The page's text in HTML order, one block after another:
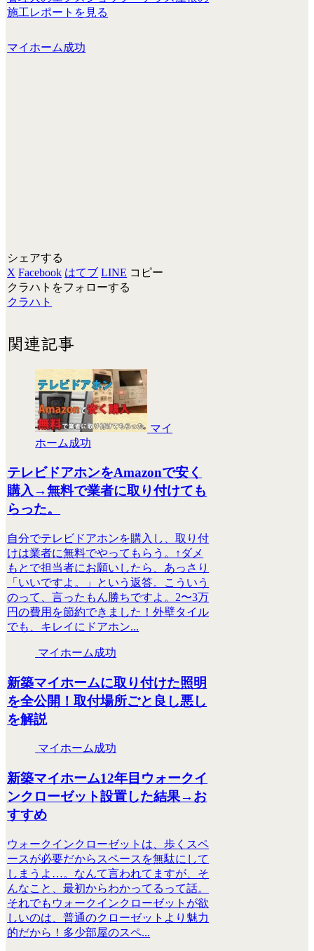
施工レポートを見る
マイホーム成功
シェアする
X Facebook はてブ LINE コピー
クラハトをフォローする
クラハト
関連記事
マイ
ホーム成功
テレビドアホンをAmazonで安く
購入→無料で業者に取り付けても
らった。
自分でテレビドアホンを購入し、取り付
けは業者に無料でやってもらう。↑ダメ
もとで担当者にお願いしたら、あっさり
「いいですよ。」という返答。こういう
のって、言ったもん勝ちですよ。2〜3万
円の費用を節約できました！外壁タイル
でも、キレイにドアホン...
マイホーム成功
新築マイホームに取り付けた照明
を全公開！取付場所ごと良し悪し
を解説
マイホーム成功
新築マイホーム12年目ウォークイ
ンクローゼット設置した結果→お
すすめ
ウォークインクローゼットは、歩くスペ
ースが必要だからスペースを無駄にして
しまうよ…。なんて言われてますが、そ
んなこと、最初からわかってるって話。
それでもウォークインクローゼットが欲
しいのは、普通のクローゼットより魅力
的だから！多少部屋のスペ...